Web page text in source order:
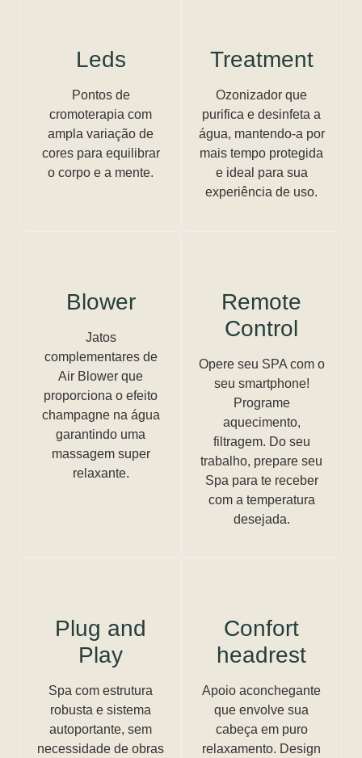
Leds
Pontos de
cromoterapia com
ampla variação de
cores para equilibrar
o corpo e a mente.
Treatment
Ozonizador que
purifica e desinfeta a
água, mantendo-a por
mais tempo protegida
e ideal para sua
experiência de uso.
Blower
Jatos
complementares de
Air Blower que
proporciona o efeito
champagne na água
garantindo uma
massagem super
relaxante.
Remote
Control
Opere seu SPA com o
seu smartphone!
Programe
aquecimento,
filtragem. Do seu
trabalho, prepare seu
Spa para te receber
com a temperatura
desejada.
Plug and
Play
Spa com estrutura
robusta e sistema
autoportante, sem
necessidade de obras
Confort
headrest
Apoio aconchegante
que envolve sua
cabeça em puro
relaxamento. Design